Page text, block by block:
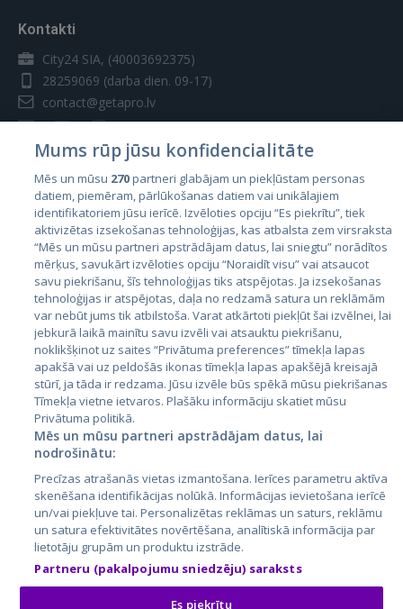
Kontakti
City24 SIA, (40003692375)
28259069 (darba dien. 09-17)
contact@getapro.lv
Valstis
Igaunija
Latvija
Lietuva
City24.lv
City24.ee
GetaPro.lv
GetaPro.ee
Skelbiu.lt
Autoplius.lt
Aruodas.lt
Kainos.lt
Paslaugos.lt
auto24.ee
KV.ee
Osta.ee
KuldneBörs.ee
Mums rūp jūsu konfidencialitāte
Mēs un mūsu 270partneri glabājam un piekļūstam personas
datiem, piemēram, pārlūkošanas datiem vai unikālajiem
identifikatoriem jūsu ierīcē. Izvēloties opciju “Es piekrītu”, tiek
aktivizētas izsekošanas tehnoloģijas, kas atbalsta zem virsraksta
“Mēs un mūsu partneri apstrādājam datus, lai sniegtu” norādītos
mērķus, savukārt izvēloties opciju “Noraidīt visu” vai atsaucot
savu piekrišanu, šīs tehnoloģijas tiks atspējotas. Ja izsekošanas
tehnoloģijas ir atspējotas, daļa no redzamā satura un reklāmām
var nebūt jums tik atbilstoša. Varat atkārtoti piekļūt šai izvēlnei, lai
jebkurā laikā mainītu savu izvēli vai atsauktu piekrišanu,
noklikšķinot uz saites “Privātuma preferences” tīmekļa lapas
apakšā vai uz peldošās ikonas tīmekļa lapas apakšējā kreisajā
stūrī, ja tāda ir redzama. Jūsu izvēle būs spēkā mūsu piekrišanas
Tīmekļa vietne ietvaros. Plašāku informāciju skatiet mūsu
Privātuma politikā.
Mēs un mūsu partneri apstrādājam datus, lai
nodrošinātu:
Precīzas atrašanās vietas izmantošana. Ierīces parametru aktīva
skenēšana identifikācijas nolūkā. Informācijas ievietošana ierīcē
un/vai piekļuve tai. Personalizētas reklāmas un saturs, reklāmu
un satura efektivitātes novērtēšana, analītiskā informācija par
lietotāju grupām un produktu izstrāde.
Partneru (pakalpojumu sniedzēju) saraksts
Es piekrītu